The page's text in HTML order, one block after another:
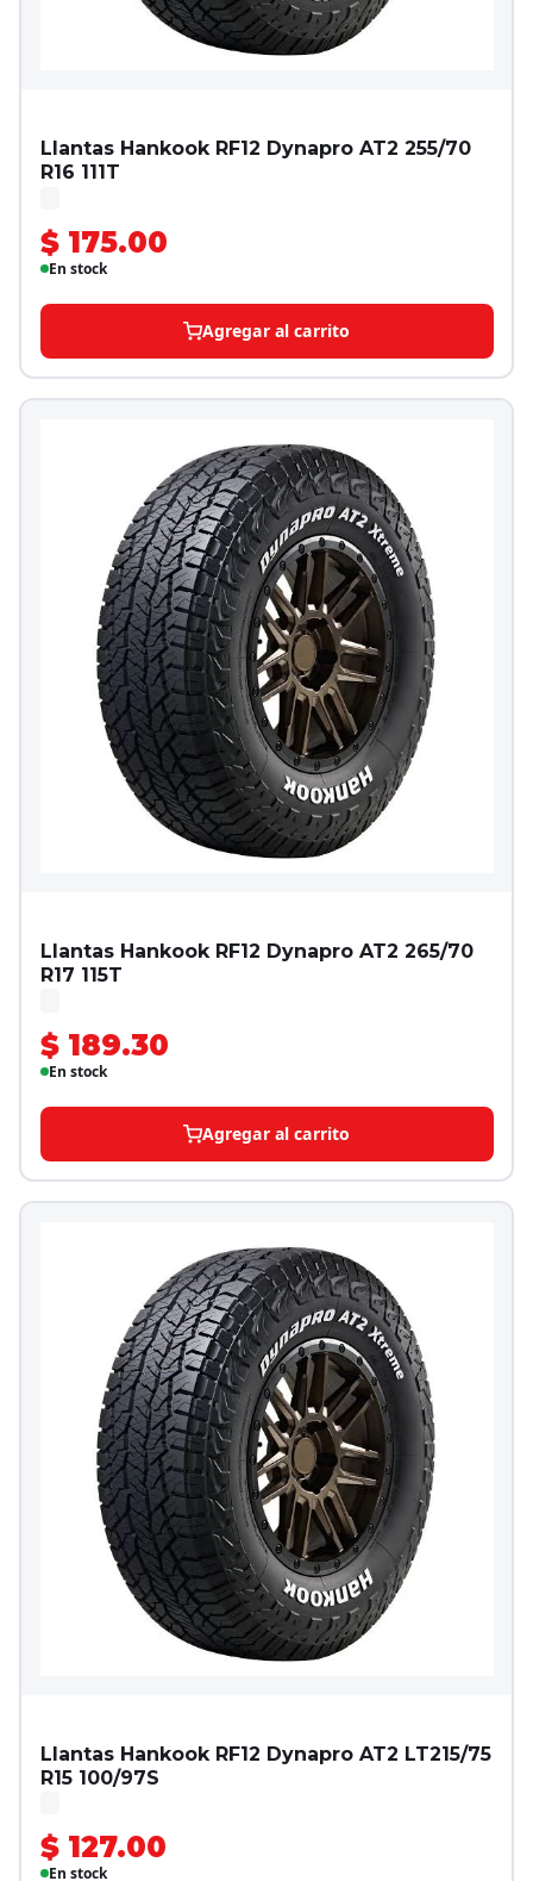
Llantas Hankook RF12 Dynapro AT2 255/70
R16 111T
$ 175.00
En stock
Agregar al carrito
Llantas Hankook RF12 Dynapro AT2 265/70
R17 115T
$ 189.30
En stock
Agregar al carrito
Llantas Hankook RF12 Dynapro AT2 LT215/75
R15 100/97S
$ 127.00
En stock